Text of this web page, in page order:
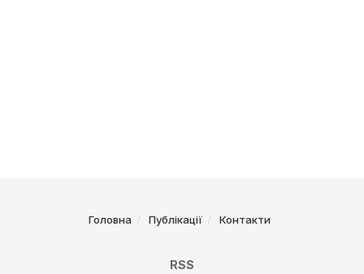
Головна Публікації Контакти
RSS